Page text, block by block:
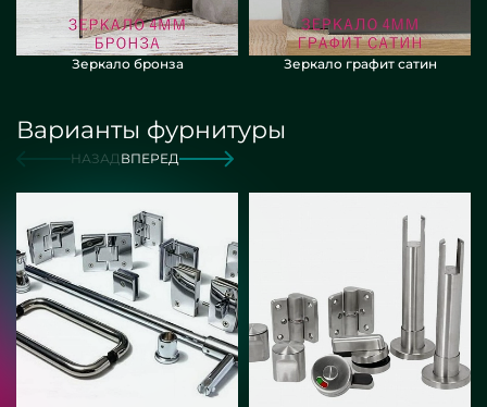
Зеркало бронза Зеркало графит сатин
Варианты фурнитуры
НАЗАДВПЕРЕД